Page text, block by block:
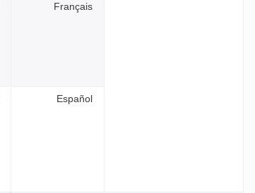
Français
Español